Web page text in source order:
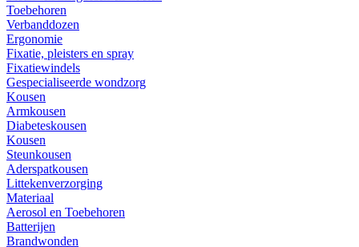
Toebehoren
Verbanddozen
Ergonomie
Fixatie, pleisters en spray
Fixatiewindels
Gespecialiseerde wondzorg
Kousen
Armkousen
Diabeteskousen
Kousen
Steunkousen
Aderspatkousen
Littekenverzorging
Materiaal
Aerosol en Toebehoren
Batterijen
Brandwonden